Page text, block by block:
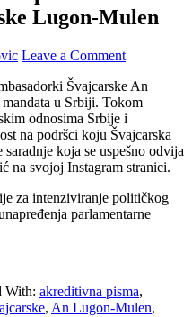
Lugon-Mulen
Leave a Comment
Švajcarske An
u Srbiji. Tokom
odnosima Srbije i
na podršci koju Švajcarska
koja se uspešno odvija
na svojoj Instagram stranici.
za intenziviranje političkog
parlamentarne
With: akreditivna pisma,
, An Lugon-Mulen,